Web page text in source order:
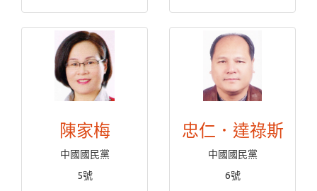
陳家梅
中國國民黨
5號
忠仁．達祿斯
中國國民黨
6號